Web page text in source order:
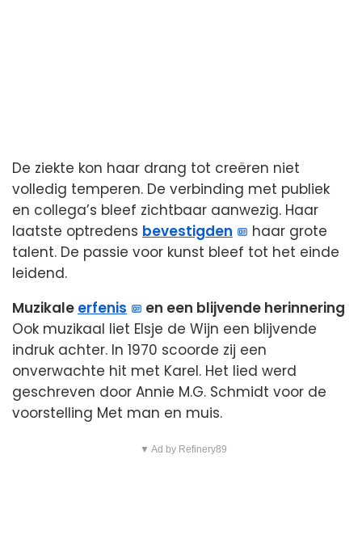
De ziekte kon haar drang tot creëren niet
volledig temperen. De verbinding met publiek
en collega’s bleef zichtbaar aanwezig. Haar
laatste optredens bevestigden
haar grote
talent. De passie voor kunst bleef tot het einde
leidend.
Muzikale erfenis
en een blijvende herinnering
Ook muzikaal liet Elsje de Wijn een blijvende
indruk achter. In 1970 scoorde zij een
onverwachte hit met Karel. Het lied werd
geschreven door Annie M.G. Schmidt voor de
voorstelling Met man en muis.
▼ Ad by Refinery89